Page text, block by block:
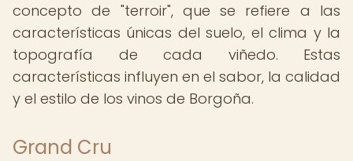
concepto de "terroir", que se refiere a las
características únicas del suelo, el clima y la
topografía de cada viñedo. Estas
características influyen en el sabor, la calidad
y el estilo de los vinos de Borgoña.
Grand Cru